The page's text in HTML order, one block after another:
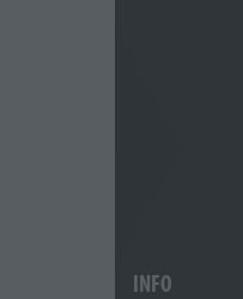
INFO